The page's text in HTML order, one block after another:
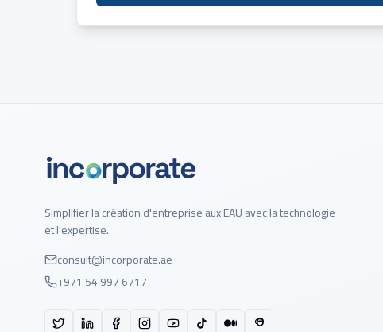
Simplifier la création d'entreprise aux EAU avec la technologie
et l'expertise.
consult@incorporate.ae
+971 54 997 6717